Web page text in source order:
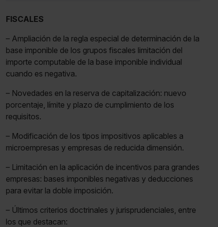
FISCALES
– Ampliación de la regla especial de determinación de la
base imponible de los grupos fiscales limitación del
importe computable de la base imponible individual
cuando es negativa.
– Novedades en la reserva de capitalización: nuevo
porcentaje, límite y plazo de cumplimiento de los
requisitos.
– Modificación de los tipos impositivos aplicables a
microempresas y empresas de reducida dimensión.
– Limitación en la aplicación de incentivos para grandes
empresas: bases imponibles negativas y deducciones
para evitar la doble imposición.
– Últimos criterios doctrinales y jurisprudenciales, entre
los que destacan: